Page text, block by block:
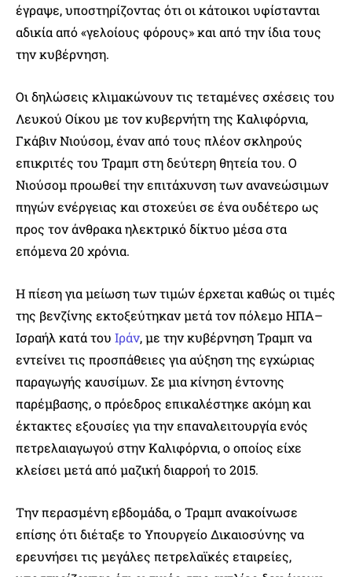
έγραψε, υποστηρίζοντας ότι οι κάτοικοι υφίστανται
αδικία από «γελοίους φόρους» και από την ίδια τους
την κυβέρνηση.
Οι δηλώσεις κλιμακώνουν τις τεταμένες σχέσεις του
Λευκού Οίκου με τον κυβερνήτη της Καλιφόρνια,
Γκάβιν Νιούσομ, έναν από τους πλέον σκληρούς
επικριτές του Τραμπ στη δεύτερη θητεία του. Ο
Νιούσομ προωθεί την επιτάχυνση των ανανεώσιμων
πηγών ενέργειας και στοχεύει σε ένα ουδέτερο ως
προς τον άνθρακα ηλεκτρικό δίκτυο μέσα στα
επόμενα 20 χρόνια.
Η πίεση για μείωση των τιμών έρχεται καθώς οι τιμές
της βενζίνης εκτοξεύτηκαν μετά τον πόλεμο ΗΠΑ–
Ισραήλ κατά του Ιράν, με την κυβέρνηση Τραμπ να
εντείνει τις προσπάθειες για αύξηση της εγχώριας
παραγωγής καυσίμων. Σε μια κίνηση έντονης
παρέμβασης, ο πρόεδρος επικαλέστηκε ακόμη και
έκτακτες εξουσίες για την επαναλειτουργία ενός
πετρελαιαγωγού στην Καλιφόρνια, ο οποίος είχε
κλείσει μετά από μαζική διαρροή το 2015.
Την περασμένη εβδομάδα, ο Τραμπ ανακοίνωσε
επίσης ότι διέταξε το Υπουργείο Δικαιοσύνης να
ερευνήσει τις μεγάλες πετρελαϊκές εταιρείες,